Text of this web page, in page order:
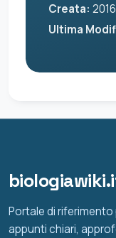
Creata:
Ultima
Portale di
appunti chiari,